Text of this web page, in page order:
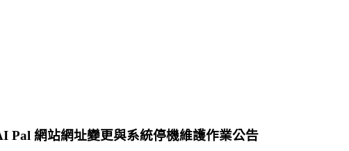
Pal 網站網址變更與系統停機維護作業公告